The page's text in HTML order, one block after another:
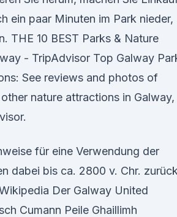
ein paar Minuten im Park nieder,
THE 10 BEST Parks & Nature
- TripAdvisor Top Galway
See reviews and photos of
nature attractions in Galway,
für eine Verwendung der
dabei bis ca. 2800 v. Chr.
Der Galway United
Cumann Peile Ghaillimh